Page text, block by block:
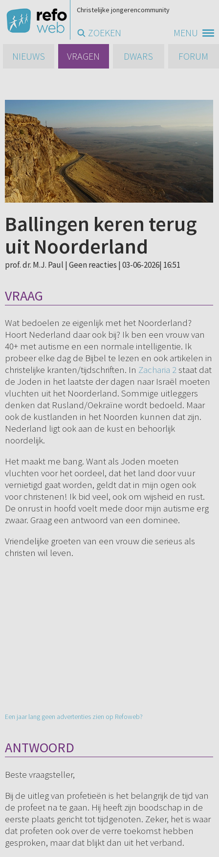
MENU
Christelijke jongerencommunity
ZOEKEN
NIEUWS
VRAGEN DWARS FORUM
Ballingen keren terug
uit Noorderland
prof. dr. M.J. Paul | Geen reacties | 03-06-2026| 16:51
VRAAG
Wat bedoelen ze eigenlijk met het Noorderland?
Hoort Nederland daar ook bij? Ik ben een vrouw van
40+ met autisme en een normale intelligentie. Ik
probeer elke dag de Bijbel te lezen en ook artikelen in
christelijke kranten/tijdschriften. In Zacharia 2staat dat
de Joden in het laatste der dagen naar Israël moeten
vluchten uit het Noorderland. Sommige uitleggers
denken dat Rusland/Oekraïne wordt bedoeld. Maar
ook de kustlanden in het Noorden kunnen dat zijn.
Nederland ligt ook aan de kust en behoorlijk
noordelijk.
Het maakt me bang. Want als Joden moeten
vluchten voor het oordeel, dat het land door vuur
vernietigd gaat worden, geldt dat in mijn ogen ook
voor christenen! Ik bid veel, ook om wijsheid en rust.
De onrust in hoofd voelt mede door mijn autisme erg
zwaar. Graag een antwoord van een dominee.
Vriendelijke groeten van een vrouw die serieus als
christen wil leven.
Een jaar lang geen advertenties zien op Refoweb?
ANTWOORD
Beste vraagsteller,
Bij de uitleg van profetieën is het belangrijk de tijd van
de profeet na te gaan. Hij heeft zijn boodschap in de
eerste plaats gericht tot tijdgenoten. Zeker, het is waar
dat profeten ook over de verre toekomst hebben
gesproken, maar dat blijkt dan uit het verband.